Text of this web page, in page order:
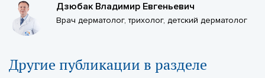
Дзюбак Владимир Евгеньевич
Врач дерматолог, трихолог, детский дерматолог
Другие публикации в разделе